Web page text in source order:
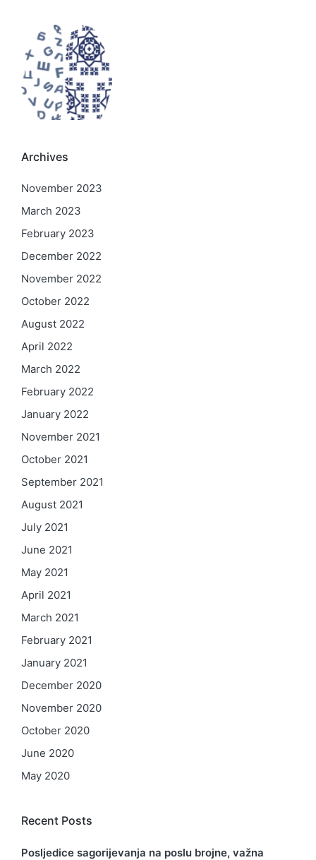
Archives
November 2023
March 2023
February 2023
December 2022
November 2022
October 2022
August 2022
April 2022
March 2022
February 2022
January 2022
November 2021
October 2021
September 2021
August 2021
July 2021
June 2021
May 2021
April 2021
March 2021
February 2021
January 2021
December 2020
November 2020
October 2020
June 2020
May 2020
Recent Posts
Posljedice sagorijevanja na poslu brojne, važna